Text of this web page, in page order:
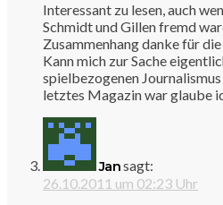
Interessant zu lesen, auch
Schmidt und Gillen fremd
Zusammenhang danke für
Kann mich zur Sache
spielbezogenen
letztes Magazin war glaube
Jansagt:
26.10.2011 um 02:23 Uhr